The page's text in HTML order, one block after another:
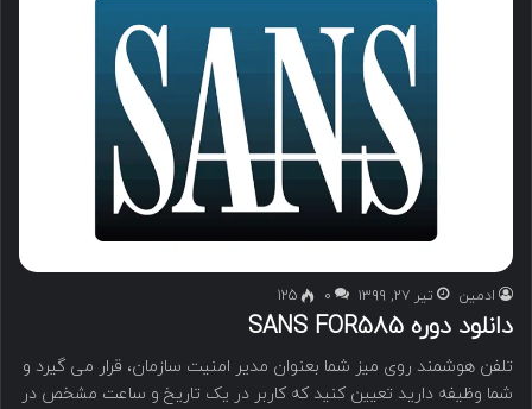
ادمین تیر ۲۷, ۱۳۹۹ ۰ 125
دانلود دوره SANS FOR585
تلفن هوشمند روی میز شما بعنوان مدیر امنیت سازمان، قرار می گیرد و
شما وظیفه دارید تعیین کنید که کاربر در یک تاریخ و ساعت مشخص در